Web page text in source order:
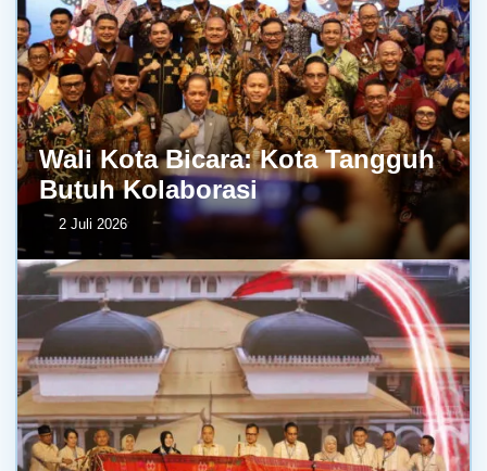
Wali Kota Bicara: Kota Tangguh
Butuh Kolaborasi
2 Juli 2026